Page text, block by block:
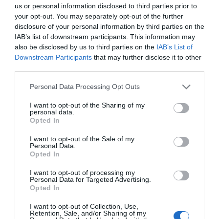
us or personal information disclosed to third parties prior to
your opt-out. You may separately opt-out of the further
disclosure of your personal information by third parties on the
IAB’s list of downstream participants. This information may
also be disclosed by us to third parties on the IAB’s List of
Downstream Participants that may further disclose it to other
Personal Data Processing Opt Outs
I want to opt-out of the Sharing of my
personal data.
Opted In
I want to opt-out of the Sale of my
Personal Data.
Opted In
I want to opt-out of processing my
Personal Data for Targeted Advertising.
Opted In
I want to opt-out of Collection, Use,
Retention, Sale, and/or Sharing of my
Spotify viuen dels royalties
de l'streaming"
imatges, en música això encara no ha passat. "Tot
hauria de formar part del domini públic, però
vivim en un sistema capitalista en què s'inverteix
és just que tothom sigui retribuït justament si es
fa servir per a una obra derivada", aclareix
Folguerola.
és que la major part d'informació emprada per